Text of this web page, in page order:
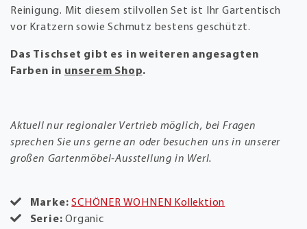
Reinigung. Mit diesem stilvollen Set ist Ihr Gartentisch
vor Kratzern sowie Schmutz bestens geschützt.
Das Tischset gibt es in weiteren angesagten
Farben in unserem Shop.
Aktuell nur regionaler Vertrieb möglich, bei Fragen
sprechen Sie uns gerne an oder besuchen uns in unserer
großen Gartenmöbel-Ausstellung in Werl.
Marke: SCHÖNER WOHNEN Kollektion
Serie: Organic